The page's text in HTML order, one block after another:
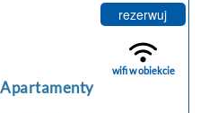
miejsc od
km. Lotnisko
się 68
od godziny
...
Apartamenty
rezerwuj
wifi w obiekcie